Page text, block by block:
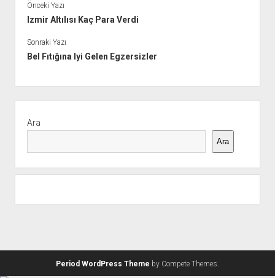
Önceki Yazı
Izmir Altılısı Kaç Para Verdi
Sonraki Yazı
Bel Fıtığına Iyi Gelen Egzersizler
Menü
Ara
Ara
Period WordPress Theme by Compete Themes.